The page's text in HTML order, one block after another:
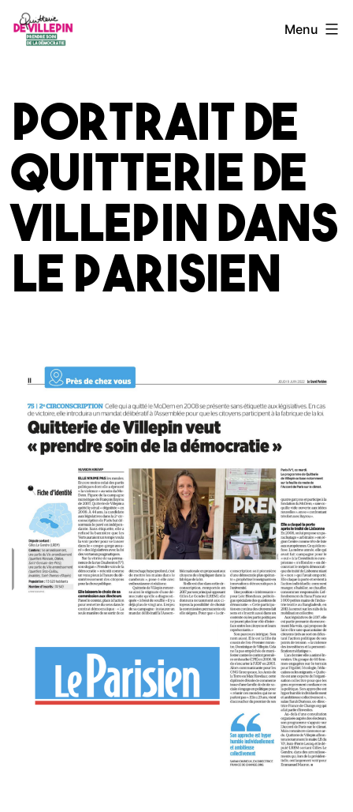
Aller
Quitterie
Menu
Portrait de
Quitterie de
Villepin dans
Le Parisien